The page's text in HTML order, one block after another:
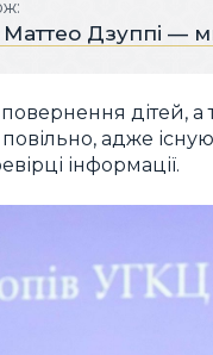
Дзуппі —
дітей, а
адже
інформації.